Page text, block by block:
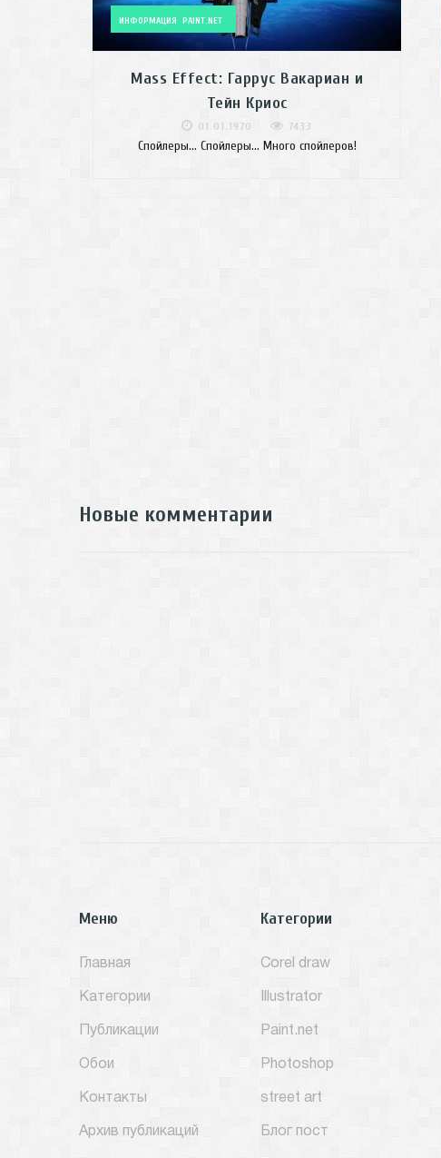
ИНФОРМАЦИЯ PAINT.NET
Mass Effect: Гаррус Вакариан и
Тейн Криос
01.01.1970 7433
Спойлеры... Спойлеры... Много спойлеров!
Новые комментарии
Меню
Главная
Категории
Публикации
Обои
Контакты
Архив публикаций
Категории
Corel draw
Illustrator
Paint.net
Photoshop
street art
Блог пост